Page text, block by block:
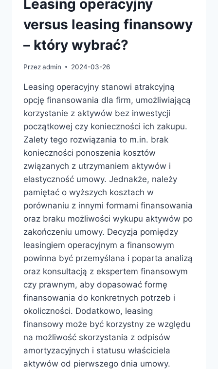
Leasing operacyjny
versus leasing finansowy
– który wybrać?
Przezadmin 2024-03-26
Leasing operacyjny stanowi atrakcyjną
opcję finansowania dla firm, umożliwiającą
korzystanie z aktywów bez inwestycji
początkowej czy konieczności ich zakupu.
Zalety tego rozwiązania to m.in. brak
konieczności ponoszenia kosztów
związanych z utrzymaniem aktywów i
elastyczność umowy. Jednakże, należy
pamiętać o wyższych kosztach w
porównaniu z innymi formami finansowania
oraz braku możliwości wykupu aktywów po
zakończeniu umowy. Decyzja pomiędzy
leasingiem operacyjnym a finansowym
powinna być przemyślana i poparta analizą
oraz konsultacją z ekspertem finansowym
czy prawnym, aby dopasować formę
finansowania do konkretnych potrzeb i
okoliczności. Dodatkowo, leasing
finansowy może być korzystny ze względu
na możliwość skorzystania z odpisów
amortyzacyjnych i statusu właściciela
aktywów od pierwszego dnia umowy.